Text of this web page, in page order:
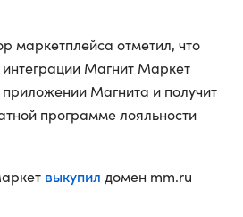
маркетплейса отметил, что
Магнит Маркет
Магнита и получит
программе лояльности
выкупил домен mm.ru